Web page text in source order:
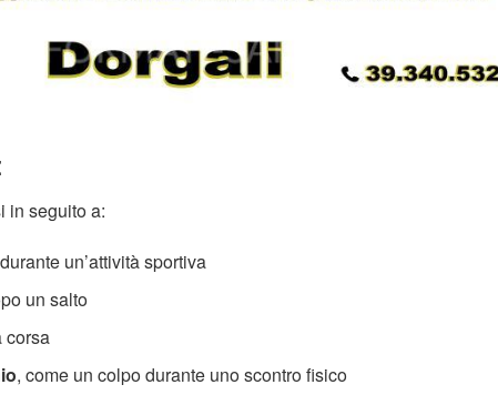
in seguito a:
durante un’attività sportiva
un salto
corsa
, come un colpo durante uno scontro fisico